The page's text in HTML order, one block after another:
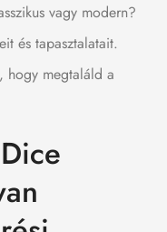
vagy modern?
és tapasztalatait.
hogy megtaláld a